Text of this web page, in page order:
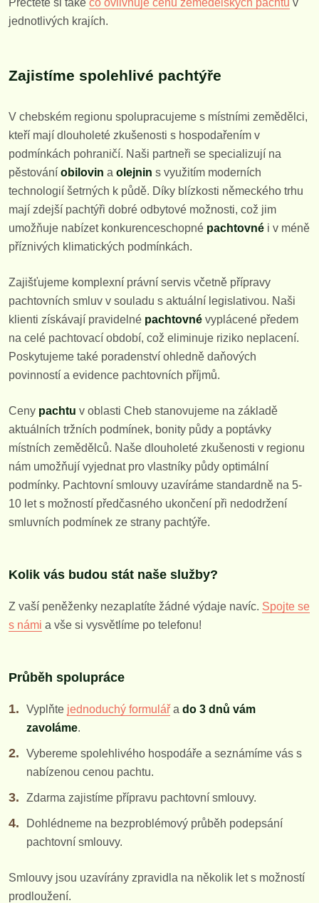
jednotlivých krajích.
Zajistíme spolehlivé pachtýře
V chebském regionu spolupracujeme s místními zemědělci,
kteří mají dlouholeté zkušenosti s hospodařením v
podmínkách pohraničí. Naši partneři se specializují na
pěstování obilovin a olejnin s využitím moderních
technologií šetrných k půdě. Díky blízkosti německého trhu
mají zdejší pachtýři dobré odbytové možnosti, což jim
umožňuje nabízet konkurenceschopné pachtovné i v méně
příznivých klimatických podmínkách.
Zajišťujeme komplexní právní servis včetně přípravy
pachtovních smluv v souladu s aktuální legislativou. Naši
klienti získávají pravidelné pachtovné vyplácené předem
na celé pachtovací období, což eliminuje riziko neplacení.
Poskytujeme také poradenství ohledně daňových
povinností a evidence pachtovních příjmů.
Ceny pachtu v oblasti Cheb stanovujeme na základě
aktuálních tržních podmínek, bonity půdy a poptávky
místních zemědělců. Naše dlouholeté zkušenosti v regionu
nám umožňují vyjednat pro vlastníky půdy optimální
podmínky. Pachtovní smlouvy uzavíráme standardně na 5-
10 let s možností předčasného ukončení při nedodržení
smluvních podmínek ze strany pachtýře.
Kolik vás budou stát naše služby?
Z vaší peněženky nezaplatíte žádné výdaje navíc. Spojte se
s námi a vše si vysvětlíme po telefonu!
Průběh spolupráce
Vyplňte jednoduchý formulář a do 3 dnů vám
zavoláme.
Vybereme spolehlivého hospodáře a seznámíme vás s
nabízenou cenou pachtu.
Zdarma zajistíme přípravu pachtovní smlouvy.
Dohlédneme na bezproblémový průběh podepsání
pachtovní smlouvy.
Smlouvy jsou uzavírány zpravidla na několik let s možností
prodloužení.